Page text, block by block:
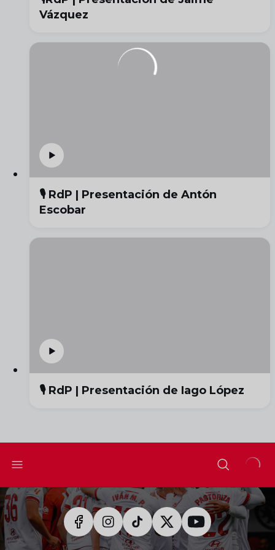
Vázquez
🎙️ RdP | Presentación de Antón
Escobar
🎙️ RdP | Presentación de Iago López